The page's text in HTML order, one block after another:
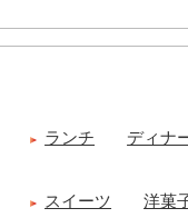
ランチ ディナ
スイーツ 洋菓